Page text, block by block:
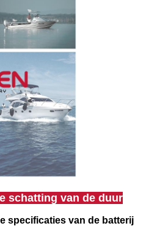
schatting van de duur
specificaties van de batterij